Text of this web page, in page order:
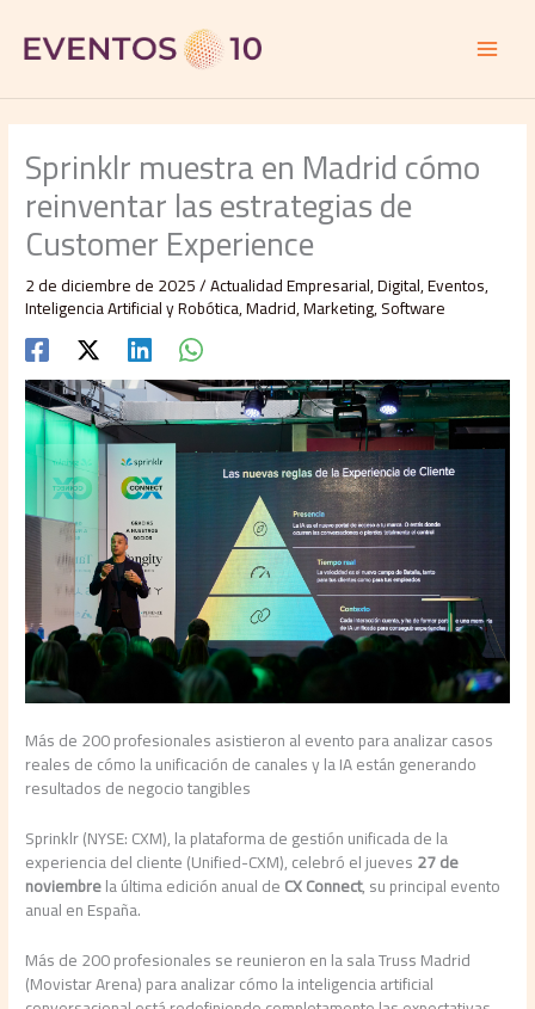
contenido
Sprinklr muestra en Madrid cómo
reinventar las estrategias de
Customer Experience
2 de diciembre de 2025/Actualidad Empresarial,Digital,Eventos,
Inteligencia Artificial y Robótica,Madrid,Marketing,Software
Más de 200 profesionales asistieron al evento para analizar casos
reales de cómo la unificación de canales y la IA están generando
resultados de negocio tangibles
Sprinklr (NYSE: CXM), la plataforma de gestión unificada de la
experiencia del cliente (Unified-CXM), celebró el jueves27 de
noviembrela última edición anual deCX Connect, su principal evento
anual en España.
Más de 200 profesionales se reunieron en la sala Truss Madrid
(Movistar Arena) para analizar cómo la inteligencia artificial